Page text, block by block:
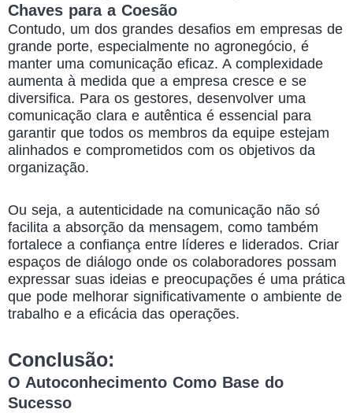
Chaves para a Coesão
Contudo, um dos grandes desafios em empresas de
grande porte, especialmente no agronegócio, é
manter uma comunicação eficaz. A complexidade
aumenta à medida que a empresa cresce e se
diversifica. Para os gestores, desenvolver uma
comunicação clara e autêntica é essencial para
garantir que todos os membros da equipe estejam
alinhados e comprometidos com os objetivos da
organização.
Ou seja, a autenticidade na comunicação não só
facilita a absorção da mensagem, como também
fortalece a confiança entre líderes e liderados. Criar
espaços de diálogo onde os colaboradores possam
expressar suas ideias e preocupações é uma prática
que pode melhorar significativamente o ambiente de
trabalho e a eficácia das operações.
Conclusão:
O Autoconhecimento Como Base do
Sucesso